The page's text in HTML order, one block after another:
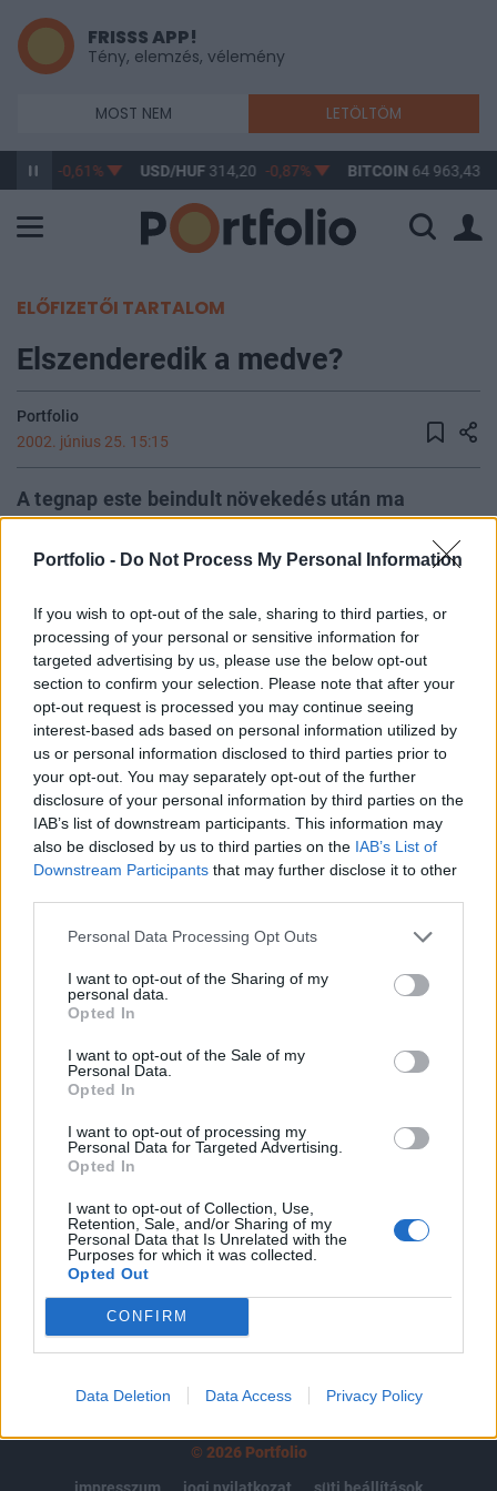
Portfolio - Do Not Process My Personal Information
If you wish to opt-out of the sale, sharing to third parties, or
processing of your personal or sensitive information for
targeted advertising by us, please use the below opt-out
section to confirm your selection. Please note that after your
opt-out request is processed you may continue seeing
interest-based ads based on personal information utilized by
us or personal information disclosed to third parties prior to
your opt-out. You may separately opt-out of the further
disclosure of your personal information by third parties on the
IAB’s list of downstream participants. This information may
also be disclosed by us to third parties on the IAB’s List of
Downstream Participants that may further disclose it to other
Personal Data Processing Opt Outs
I want to opt-out of the Sharing of my
personal data.
Opted In
I want to opt-out of the Sale of my
Personal Data.
Opted In
I want to opt-out of processing my
Personal Data for Targeted Advertising.
Opted In
I want to opt-out of Collection, Use,
Retention, Sale, and/or Sharing of my
Personal Data that Is Unrelated with the
Purposes for which it was collected.
Opted Out
CONFIRM
Data Deletion Data Access Privacy Policy
FRISSS APP!
Tény, elemzés, vélemény
MOST NEM LETÖLTÖM
-0,61% USD/HUF314,20 -0,87% BITCOIN 64 963,43
ELŐFIZETŐI TARTALOM
Elszenderedik a medve?
Portfolio
2002. június 25. 15:15
A tegnap este beindult növekedés után ma
Államokban, legalábbis erről árulkodnak a
Nasdaq futures +11, az S&P futures pedig +3
ponton áll.
Meghatározó lehet még a hangulat szempontjából a
magyar idő szerint 16 órakor publikált fogyasztói bizalmi
index júniusi alakulása, melytől csökkenést
valószínűsítenek az elemzők a megelőző havihoz képest.
Nem elhanyagolható a ma esti FED ülés sem, melytől
azonban nem vár a piac kamatemelést. A kereskedés alatt
jelenti be új termékeit a Microsoft, a világ legnagyobb...
KEDVES OLVASÓNK!
tartozik, melynek olvasása előfizetéses
regisztrációhoz kötött.
Az előfizetés a következőket tartalmazza:
Portfolio.hu teljes cikkarchívum
kötéslistái
MÁR ELŐFIZETŐNK VAGY?
© 2026 Portfolio
impresszum
jogi nyilatkozat süti beállítások